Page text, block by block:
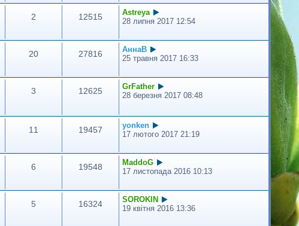
2 12515
Astreya
28 липня 2017 12:54
20 27816
АннаВ
25 травня 2017 16:33
3 12625
GrFather
28 березня 2017 08:48
11 19457
yonken
17 лютого 2017 21:19
6 19548
MaddoG
17 листопада 2016 10:13
5 16324
SOROKIN
19 квітня 2016 13:36